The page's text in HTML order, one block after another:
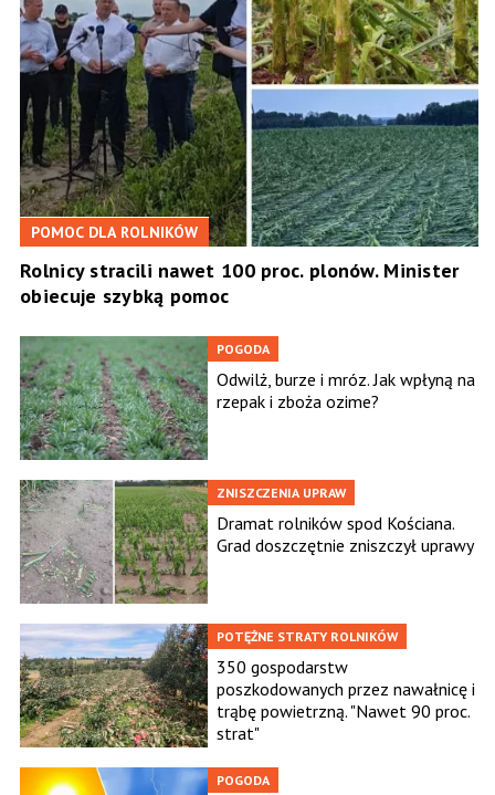
POMOC DLA ROLNIKÓW
Rolnicy stracili nawet 100 proc. plonów. Minister
obiecuje szybką pomoc
POGODA
Odwilż, burze i mróz. Jak wpłyną na
rzepak i zboża ozime?
ZNISZCZENIA UPRAW
Dramat rolników spod Kościana.
Grad doszczętnie zniszczył uprawy
POTĘŻNE STRATY ROLNIKÓW
350 gospodarstw
poszkodowanych przez nawałnicę i
trąbę powietrzną. "Nawet 90 proc.
strat"
POGODA